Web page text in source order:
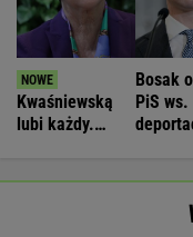
Kwaśniewską
lubi każdy.
Bosak
PiS ws.